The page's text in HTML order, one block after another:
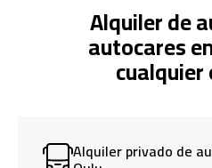
Alquiler de
autocares
Alquiler privado de